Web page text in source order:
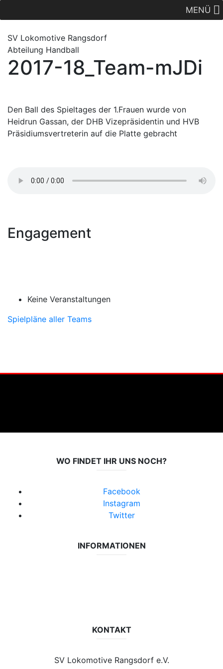
MENÜ
SV Lokomotive Rangsdorf
Abteilung Handball
2017-18_Team-mJDi
Den Ball des Spieltages der 1.Frauen wurde von
Heidrun Gassan, der DHB Vizepräsidentin und HVB
Präsidiumsvertreterin auf die Platte gebracht
Engagement
Keine Veranstaltungen
Spielpläne aller Teams
WO FINDET IHR UNS NOCH?
Facebook
Instagram
Twitter
INFORMATIONEN
KONTAKT
SV Lokomotive Rangsdorf e.V.